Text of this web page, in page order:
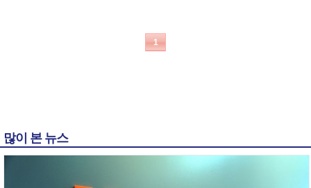
1
많이 본 뉴스